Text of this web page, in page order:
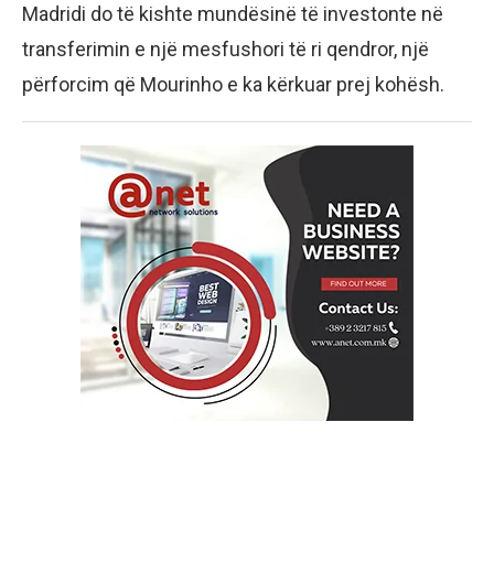
Madridi do të kishte mundësinë të investonte në
transferimin e një mesfushori të ri qendror, një
përforcim që Mourinho e ka kërkuar prej kohësh.